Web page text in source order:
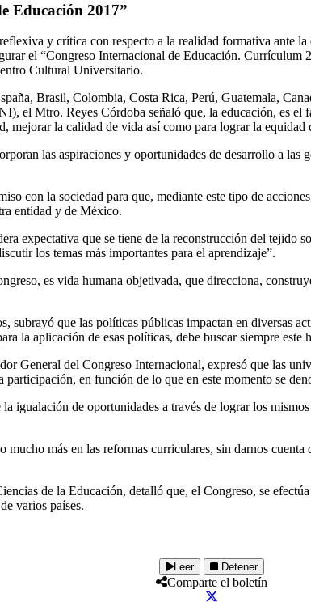
Educación 2017”
y crítica con respecto a la realidad formativa ante
el “Congreso Internacional de Educación. Currículum
Cultural Universitario.
Brasil, Colombia, Costa Rica, Perú, Guatemala,
el Mtro. Reyes Córdoba señaló que, la educación, es el
mejorar la calidad de vida así como para lograr la
las aspiraciones y oportunidades de desarrollo a
con la sociedad para que, mediante este tipo de
entidad y de México.
expectativa que se tiene de la reconstrucción del tejido
los temas más importantes para el aprendizaje”.
es vida humana objetivada, que direcciona,
subrayó que las políticas públicas impactan en diversas
la aplicación de esas políticas, debe buscar siempre este
General del Congreso Internacional, expresó que las
en función de lo que en este momento se
igualación de oportunidades a través de lograr los
más en las reformas curriculares, sin darnos
de la Educación, detalló que, el Congreso, se
varios países.
Leer Detener
Comparte el boletín